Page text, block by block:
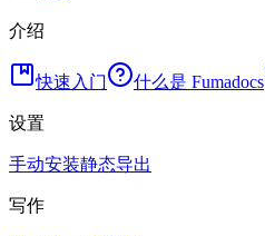
介绍
快速入门 什么是 Fumadocs
设置
手动安装静态导出
写作